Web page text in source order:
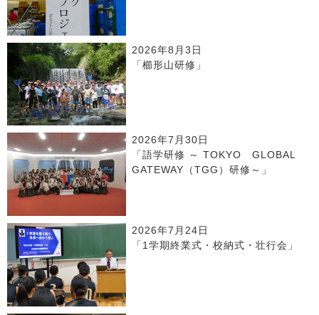
2026年8月3日
「櫛形山研修」
2026年7月30日
「語学研修 ～ TOKYO GLOBAL
GATEWAY（TGG）研修～」
2026年7月24日
「1学期終業式・校納式・壮行会」